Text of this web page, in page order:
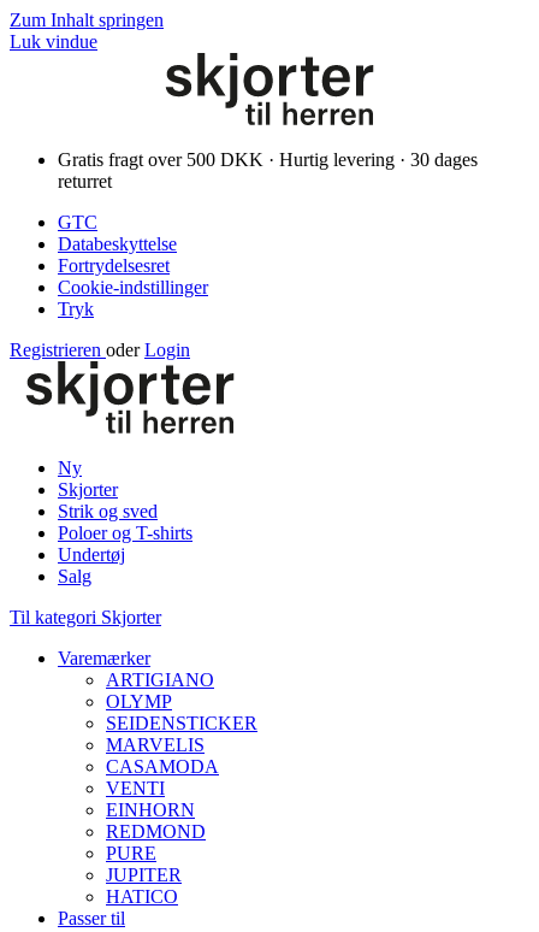
Zum Inhalt springen
Luk vindue
Gratis fragt over 500 DKK · Hurtig levering · 30 dages
returret
GTC
Databeskyttelse
Fortrydelsesret
Cookie-indstillinger
Tryk
Registrieren oder Login
Ny
Skjorter
Strik og sved
Poloer og T-shirts
Undertøj
Salg
Til kategori Skjorter
Varemærker
ARTIGIANO
OLYMP
SEIDENSTICKER
MARVELIS
CASAMODA
VENTI
EINHORN
REDMOND
PURE
JUPITER
HATICO
Passer til